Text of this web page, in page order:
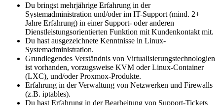
Du bringst mehrjährige Erfahrung in der
Systemadministration und/oder im IT-Support (mind. 2+
Jahre Erfahrung) in einer Support- oder anderen
Dienstleistungsorientierten Funktion mit Kundenkontakt mit.
Du hast ausgezeichnete Kenntnisse in Linux-
Systemadministration.
Grundlegendes Verständnis von Virtualisierungstechnologien
ist vorhanden, vorzugsweise KVM oder Linux-Container
(LXC), und/oder Proxmox-Produkte.
Erfahrung in der Verwaltung von Netzwerken und Firewalls
(z.B. iptables).
Du hast Erfahrung in der Bearbeitung von Support-Tickets